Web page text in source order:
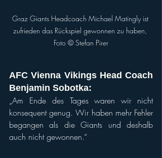
Graz Giants Headcoach Michael Matingly ist
zufrieden das Rückspiel gewonnen zu haben,
Foto © Stefan Pirer
AFC Vienna Vikings Head Coach
Benjamin Sobotka:
„Am Ende des Tages waren wir nicht
konsequent genug. Wir haben mehr Fehler
begangen als die Giants und deshalb
auch nicht gewonnen.“